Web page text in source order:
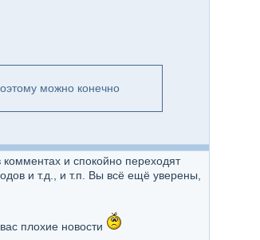
можно конечно
и спокойно переходят
и т.д., и т.п. Вы всё ещё уверены,
плохие новости